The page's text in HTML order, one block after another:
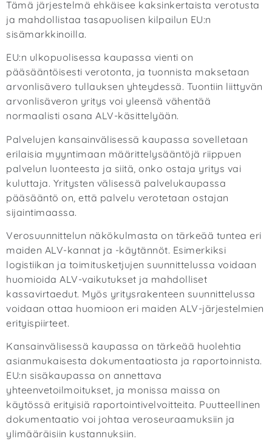
Tämä järjestelmä ehkäisee kaksinkertaista verotusta
ja mahdollistaa tasapuolisen kilpailun EU:n
sisämarkkinoilla.
EU:n ulkopuolisessa kaupassa vienti on
pääsääntöisesti verotonta, ja tuonnista maksetaan
arvonlisävero tullauksen yhteydessä. Tuontiin liittyvän
arvonlisäveron yritys voi yleensä vähentää
normaalisti osana ALV-käsittelyään.
Palvelujen kansainvälisessä kaupassa sovelletaan
erilaisia myyntimaan määrittelysääntöjä riippuen
palvelun luonteesta ja siitä, onko ostaja yritys vai
kuluttaja. Yritysten välisessä palvelukaupassa
pääsääntö on, että palvelu verotetaan ostajan
sijaintimaassa.
Verosuunnittelun näkökulmasta on tärkeää tuntea eri
maiden ALV-kannat ja -käytännöt. Esimerkiksi
logistiikan ja toimitusketjujen suunnittelussa voidaan
huomioida ALV-vaikutukset ja mahdolliset
kassavirtaedut. Myös yritysrakenteen suunnittelussa
voidaan ottaa huomioon eri maiden ALV-järjestelmien
erityispiirteet.
Kansainvälisessä kaupassa on tärkeää huolehtia
asianmukaisesta dokumentaatiosta ja raportoinnista.
EU:n sisäkaupassa on annettava
yhteenvetoilmoitukset, ja monissa maissa on
käytössä erityisiä raportointivelvoitteita. Puutteellinen
dokumentaatio voi johtaa veroseuraamuksiin ja
ylimääräisiin kustannuksiin.